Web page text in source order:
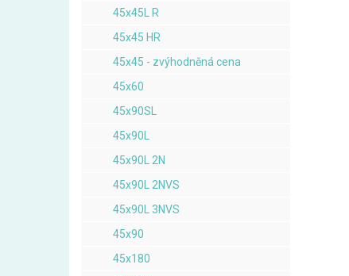
45x45L R
45x45 HR
45x45 - zvýhodněná cena
45x60
45x90SL
45x90L
45x90L 2N
45x90L 2NVS
45x90L 3NVS
45x90
45x180